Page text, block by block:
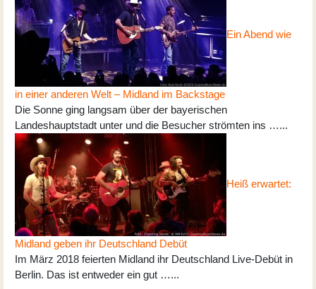
Ein Abend wie
in einer anderen Welt – Midland im Backstage
Die Sonne ging langsam über der bayerischen
Landeshauptstadt unter und die Besucher strömten ins …...
Heiß erwartet:
Midland geben ihr Deutschland Debüt
Im März 2018 feierten Midland ihr Deutschland Live-Debüt in
Berlin. Das ist entweder ein gut …...